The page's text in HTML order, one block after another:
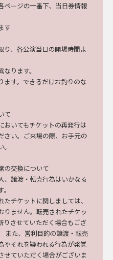
ページの一番下、 当日券情報
す
、 各公演当日の開場時間よ
ります。
す。できるだけお釣りのな
て
おいてもチケットの再発行は
さい。ご来場の際、お手元の
の交換について
、譲渡・転売行為はいかなる
チケットに関しましては、
りません。転売されたチケッ
りさせていただく場合もござ
また、営利目的の譲渡・転売
やそれを疑われる行為が発覚
せていただく場合がございま